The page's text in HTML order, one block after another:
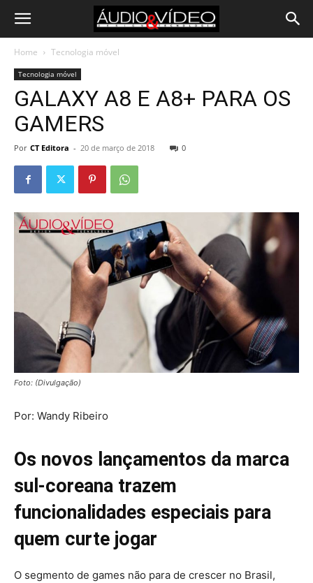
Home Tecnologia móvel
Tecnologia móvel
GALAXY A8 E A8+ PARA OS
GAMERS
Por CT Editora - 20 de março de 2018 0
Foto: (Divulgação)
Por: Wandy Ribeiro
Os novos lançamentos da marca
sul-coreana trazem
funcionalidades especiais para
quem curte jogar
O segmento de games não para de crescer no Brasil,